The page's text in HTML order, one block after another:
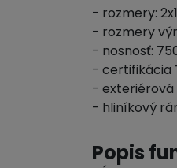
- rozmery:
- rozmery
- nosnosť:
- certifikácia
- exteriérová
- hliníkový
Popis